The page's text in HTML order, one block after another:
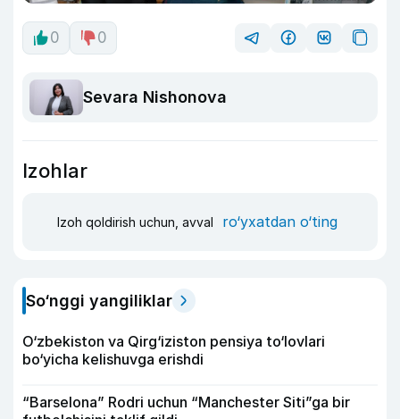
0 0
Sevara Nishonova
Izohlar
Izoh qoldirish uchun, avval ro‘yxatdan o‘ting
So‘nggi yangiliklar
O‘zbekiston va Qirg‘iziston pensiya to‘lovlari
bo‘yicha kelishuvga erishdi
“Barselona” Rodri uchun “Manchester Siti”ga bir